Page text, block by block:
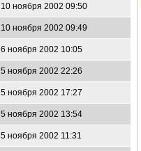
10 ноября 2002 09:50
10 ноября 2002 09:49
6 ноября 2002 10:05
5 ноября 2002 22:26
5 ноября 2002 17:27
5 ноября 2002 13:54
5 ноября 2002 11:31